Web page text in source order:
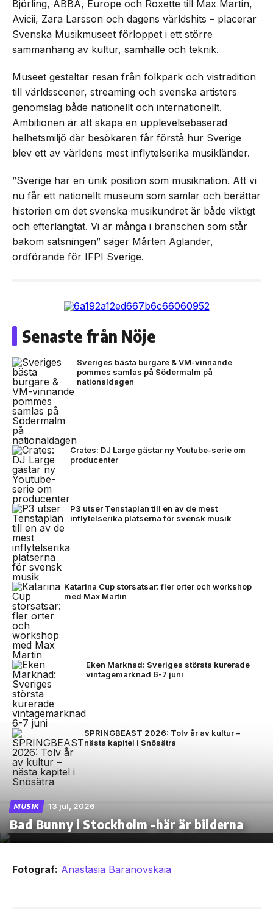
Björling, ABBA, Europe och Roxette till Max Martin,
Avicii, Zara Larsson och dagens världshits – placerar
Svenska Musikmuseet förloppet i ett större
sammanhang av kultur, samhälle och teknik.
Museet gestaltar resan från folkpark och vistradition
till världsscener, streaming och svenska artisters
genomslag både nationellt och internationellt.
Ambitionen är att skapa en upplevelsebaserad
helhetsmiljö där besökaren får förstå hur Sverige
blev ett av världens mest inflytelserika musikländer.
”Sverige har en unik position som musiknation. Att vi
nu får ett nationellt museum som samlar och berättar
historien om det svenska musikundret är både viktigt
och efterlängtat. Vi är många i branschen som står
bakom satsningen” säger Mårten Aglander,
ordförande för IFPI Sverige.
Senaste från Nöje
Sveriges bästa burgare & VM-vinnande
pommes samlas på Södermalm på
nationaldagen
Crates: DJ Large gästar ny Youtube-serie om
producenter
P3 utser Tenstaplan till en av de mest
inflytelserika platserna för svensk musik
Katarina Cup storsatsar: fler orter och workshop
med Max Martin
Eken Marknad: Sveriges största kurerade
vintagemarknad 6-7 juni
SPRINGBEAST 2026: Tolv år av kultur –
nästa kapitel i Snösätra
MUSIK 13 jul, 2026
Bad Bunny i Stockholm -här är bilderna
Fotograf: Anastasia Baranovskaia